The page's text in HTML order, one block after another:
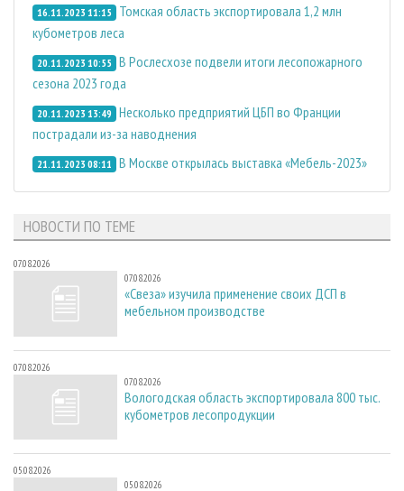
16.11.2023 11:15
Томская область экспортировала 1,2 млн
кубометров леса
20.11.2023 10:55 В Рослесхозе подвели итоги лесопожарного
сезона 2023 года
20.11.2023 13:49 Несколько предприятий ЦБП во Франции
пострадали из-за наводнения
21.11.2023 08:11 В Москве открылась выставка «Мебель-2023»
НОВОСТИ ПО ТЕМЕ
07.08.2026
07.08.2026
«Свеза» изучила применение своих ДСП в
мебельном производстве
07.08.2026
07.08.2026
Вологодская область экспортировала 800 тыс.
кубометров лесопродукции
05.08.2026
05.08.2026